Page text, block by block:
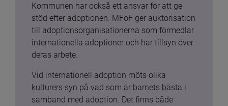
Kommunen har också ett ansvar för att ge
stöd efter adoptionen. MFoF ger auktorisation
till adoptionsorganisationerna som förmedlar
internationella adoptioner och har tillsyn över
deras arbete.
Vid internationell adoption möts olika
kulturers syn på vad som är barnets bästa i
samband med adoption. Det finns både